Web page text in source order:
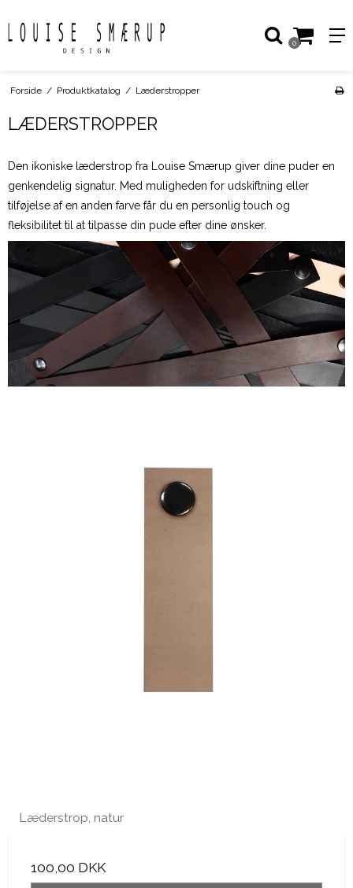
0
Forside / Produktkatalog / Læderstropper
LÆDERSTROPPER
Den ikoniske læderstrop fra Louise Smærup giver dine puder en
genkendelig signatur. Med muligheden for udskiftning eller
tilføjelse af en anden farve får du en personlig touch og
fleksibilitet til at tilpasse din pude efter dine ønsker.
Læderstrop, natur
100,00 DKK